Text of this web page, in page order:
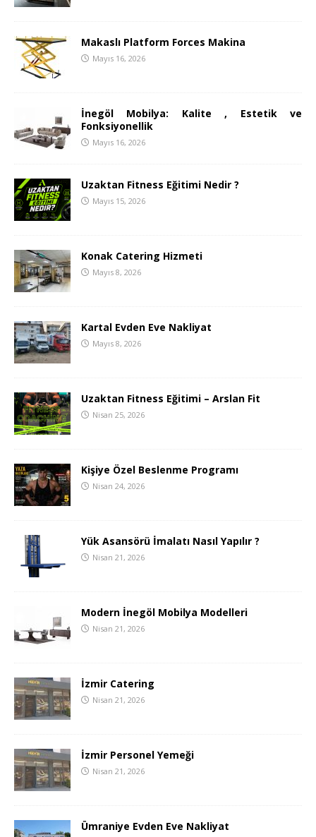
Makaslı Platform Forces Makina
Mayıs 16, 2026
İnegöl Mobilya: Kalite , Estetik ve
Fonksiyonellik
Mayıs 16, 2026
Uzaktan Fitness Eğitimi Nedir ?
Mayıs 15, 2026
Konak Catering Hizmeti
Mayıs 8, 2026
Kartal Evden Eve Nakliyat
Mayıs 8, 2026
Uzaktan Fitness Eğitimi – Arslan Fit
Nisan 25, 2026
Kişiye Özel Beslenme Programı
Nisan 24, 2026
Yük Asansörü İmalatı Nasıl Yapılır ?
Nisan 21, 2026
Modern İnegöl Mobilya Modelleri
Nisan 21, 2026
İzmir Catering
Nisan 21, 2026
İzmir Personel Yemeği
Nisan 21, 2026
Ümraniye Evden Eve Nakliyat